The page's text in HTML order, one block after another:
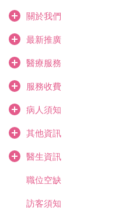
關於我們
最新推廣
醫療服務
服務收費
病人須知
其他資訊
醫生資訊
職位空缺
訪客須知